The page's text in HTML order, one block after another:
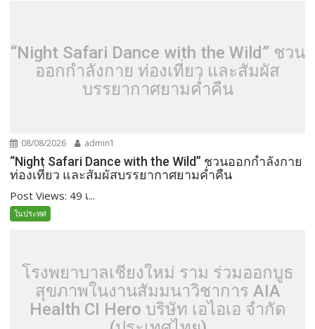
“Night Safari Dance with the Wild” ชวน
ออกกำลังกาย ท่องเที่ยว และสัมผัส
บรรยากาศยามค่ำคืน
08/08/2026 admin1
“Night Safari Dance with the Wild” ชวนออกกำลังกาย
ท่องเที่ยว และสัมผัสบรรยากาศยามค่ำคืน
Post Views: 49 เ...
ในประทศ
โรงพยาบาลเชียงใหม่ ราม ร่วมออกบูธ
สุขภาพในงานสัมมนาวิชาการ AIA
Health CI Hero บริษัท เอไอเอ จำกัด